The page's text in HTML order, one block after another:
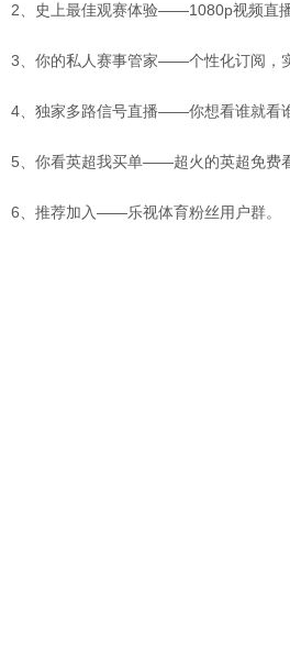
2、史上最佳观赛体验——1080p视频直
3、你的私人赛事管家——个性化订阅，
4、独家多路信号直播——你想看谁就看
5、你看英超我买单——超火的英超免费
6、推荐加入——乐视体育粉丝用户群。